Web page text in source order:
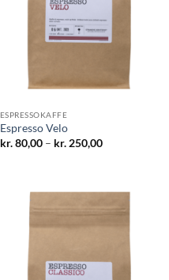
ESPRESSOKAFFE
Espresso Velo
kr.80,00 – kr.250,00Prisinterval: